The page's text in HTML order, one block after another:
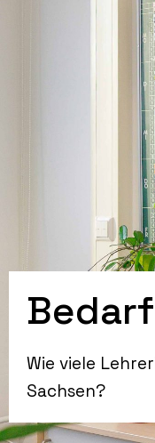
Wie viele
Sachsen?